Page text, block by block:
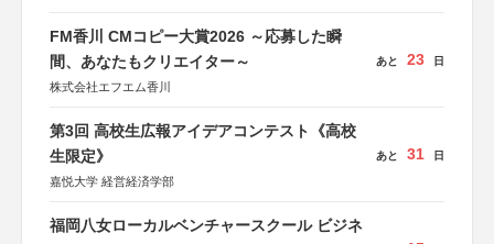
FM香川 CMコピー大賞2026 ～応募した瞬
間、あなたもクリエイター～
株式会社エフエム香川
あと 23 日
第3回 高校生広報アイデアコンテスト《高校
生限定》
嘉悦大学 経営経済学部
あと 31 日
福岡八女ローカルベンチャースクール ビジネ